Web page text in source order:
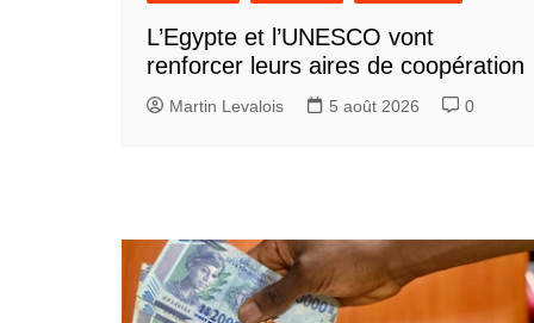
L’Egypte et l’UNESCO vont
renforcer leurs aires de coopération
Martin Levalois 5 août 2026 0